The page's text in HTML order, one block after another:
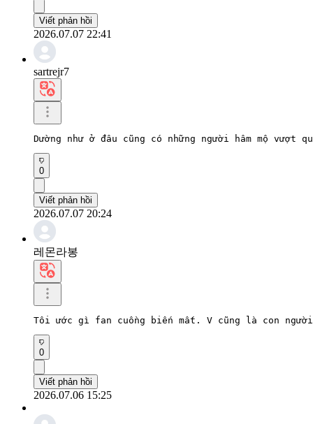
Viết phản hồi
2026.07.07 22:41
sartrejr7
Dường như ở đâu cũng có những người hâm mộ
0
Viết phản hồi
2026.07.07 20:24
레몬라봉
Tôi ước gì fan cuồng biến mất. V cũng là con
0
Viết phản hồi
2026.07.06 15:25